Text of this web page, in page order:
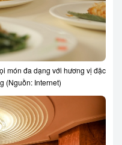
món đa dạng với hương vị đặc
(Nguồn: Internet)